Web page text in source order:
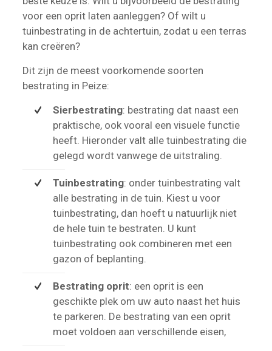
voor een oprit laten aanleggen? Of wilt u
tuinbestrating in de achtertuin, zodat u een terras
kan creëren?
Dit zijn de meest voorkomende soorten
bestrating in Peize:
Sierbestrating: bestrating dat naast een
praktische, ook vooral een visuele functie
heeft. Hieronder valt alle tuinbestrating die
gelegd wordt vanwege de uitstraling.
Tuinbestrating: onder tuinbestrating valt
alle bestrating in de tuin. Kiest u voor
tuinbestrating, dan hoeft u natuurlijk niet
de hele tuin te bestraten. U kunt
tuinbestrating ook combineren met een
gazon of beplanting.
Bestrating oprit: een oprit is een
geschikte plek om uw auto naast het huis
te parkeren. De bestrating van een oprit
moet voldoen aan verschillende eisen,